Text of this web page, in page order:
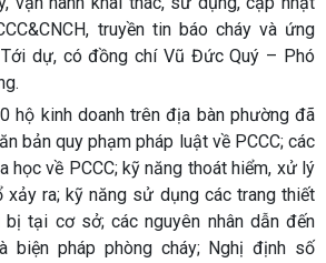
truyền tin báo cháy và ứng
dự, có đồng chí Vũ Đức Quý – Phó
kinh doanh trên địa bàn phường đã
bản quy phạm pháp luật về PCCC; các
học về PCCC; kỹ năng thoát hiểm, xử lý
ra; kỹ năng sử dụng các trang thiết
tại cơ sở; các nguyên nhân dẫn đến
biện pháp phòng cháy; Nghị định số